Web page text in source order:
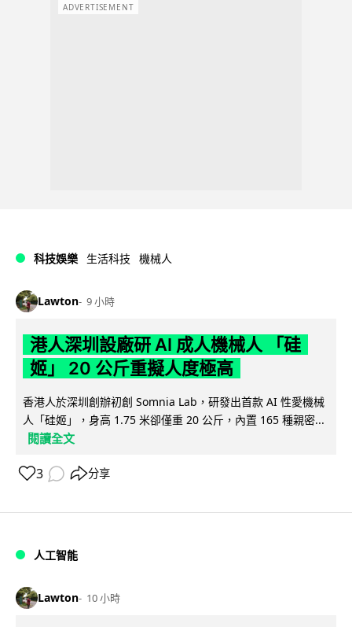
ADVERTISEMENT
科技娛樂 生活科技 機械人
Lawton 9 小時
港人深圳設廠研 AI 成人機械人 「硅
姬」 20 公斤重擬人度極高
香港人於深圳創辦初創 Somnia Lab，研發出首款 AI 性愛機械
人「硅姬」，身高 1.75 米卻僅重 20 公斤，內置 165 種親密...
閱讀全文
3 分享
人工智能
Lawton 10 小時